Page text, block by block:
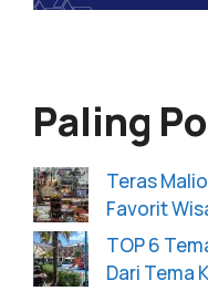
Paling
Teras
Favorit
TOP 6
Dari Tema